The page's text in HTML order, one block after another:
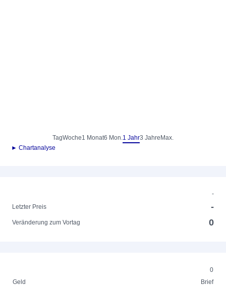
TagWoche1 Monat6 Mon.1 Jahr3 Jahre Max.
► Chartanalyse
-
Letzter Preis
-
Veränderung zum Vortag 0
0
Geld
Brief